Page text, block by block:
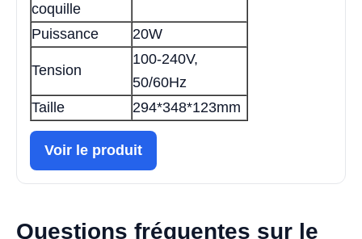
coquille
Puissance 20W
Tension
100-240V,
50/60Hz
Taille
294*348*123mm
Voir le produit
Questions fréquentes sur le